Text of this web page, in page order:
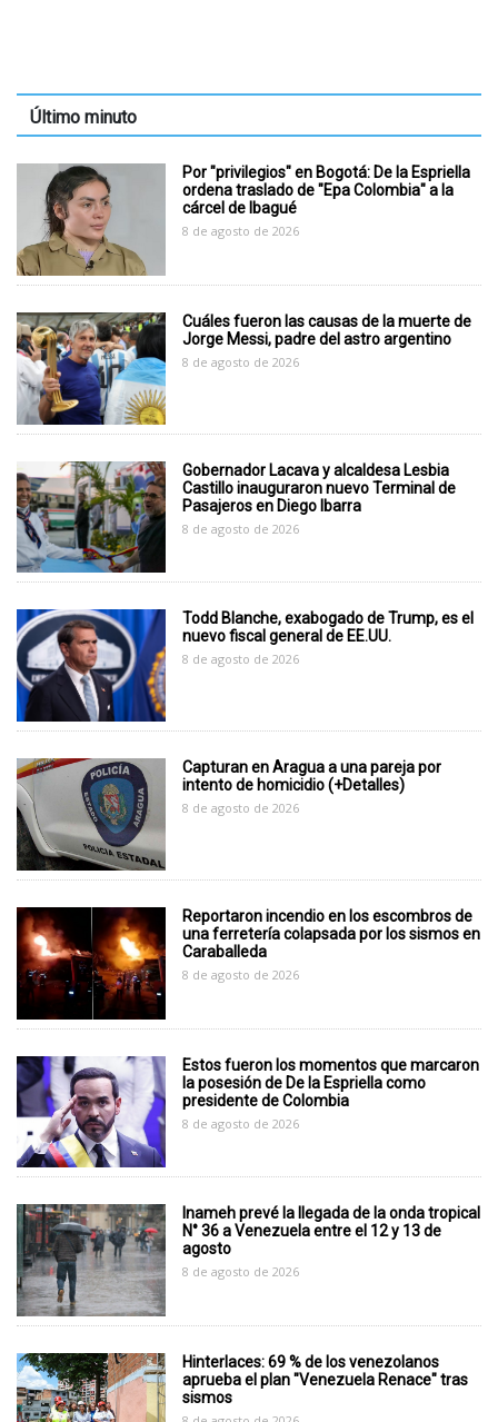
Último minuto
Por "privilegios" en Bogotá: De la Espriella
ordena traslado de "Epa Colombia" a la
cárcel de Ibagué
8 de agosto de 2026
Cuáles fueron las causas de la muerte de
Jorge Messi, padre del astro argentino
8 de agosto de 2026
Gobernador Lacava y alcaldesa Lesbia
Castillo inauguraron nuevo Terminal de
Pasajeros en Diego Ibarra
8 de agosto de 2026
Todd Blanche, exabogado de Trump, es el
nuevo fiscal general de EE.UU.
8 de agosto de 2026
Capturan en Aragua a una pareja por
intento de homicidio (+Detalles)
8 de agosto de 2026
Reportaron incendio en los escombros de
una ferretería colapsada por los sismos en
Caraballeda
8 de agosto de 2026
Estos fueron los momentos que marcaron
la posesión de De la Espriella como
presidente de Colombia
8 de agosto de 2026
Inameh prevé la llegada de la onda tropical
N° 36 a Venezuela entre el 12 y 13 de
agosto
8 de agosto de 2026
Hinterlaces: 69 % de los venezolanos
aprueba el plan "Venezuela Renace" tras
sismos